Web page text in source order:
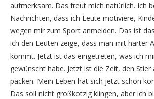
aufmerksam. Das freut mich natürlich. Ich
Nachrichten, dass ich Leute motiviere,
wegen mir zum Sport anmelden. Das ist
ich den Leuten zeige, dass man mit harter
kommt. Jetzt ist das eingetreten, was ich
gewünscht habe. Jetzt ist die Zeit, den
packen. Mein Leben hat sich jetzt schon
Das soll nicht großkotzig klingen, aber ich